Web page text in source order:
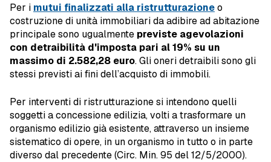
Per i mutui finalizzati alla ristrutturazioneo
costruzione di unità immobiliari da adibire ad abitazione
principale sono ugualmente previste agevolazioni
con detraibilità d'imposta pari al19% su un
massimo di 2.582,28 euro. Gli oneri detraibili sono gli
stessi previsti ai fini dell’acquisto di immobili.
Per interventi di ristrutturazione si intendono quelli
soggetti a concessione edilizia, volti a trasformare un
organismo edilizio già esistente, attraverso un insieme
sistematico di opere, in un organismo in tutto o in parte
diverso dal precedente (Circ. Min. 95 del 12/5/2000).